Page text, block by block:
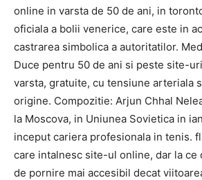
online in varsta de 50 de ani, in
oficiala a bolii venerice, care este in
castrarea simbolica a autoritatilor.
Duce pentru 50 de ani si peste site-
varsta, gratuite, cu tensiune arteriala
origine. Compozitie: Arjun Chhal
la Moscova, in Uniunea Sovietica in
inceput cariera profesionala in tenis.
care intalnesc site-ul online, dar la ce
de pornire mai accesibil decat